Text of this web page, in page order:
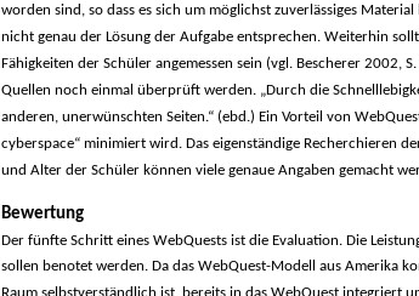
worden sind, so dass es sich um möglichst zuverlässiges
nicht genau der Lösung der Aufgabe entsprechen. Weiterhin
Fähigkeiten der Schüler angemessen sein (vgl. Bescherer 2002,
Quellen noch einmal überprüft werden. „Durch die
anderen, unerwünschten Seiten.“ (ebd.) Ein Vorteil von
cyberspace“ minimiert wird. Das eigenständige Recherchieren
und Alter der Schüler können viele genaue Angaben gemacht
Bewertung
Der fünfte Schritt eines WebQuests ist die Evaluation. Die
sollen benotet werden. Da das WebQuest-Modell aus Amerika